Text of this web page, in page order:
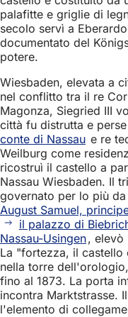
palafitte e griglie di
secolo servì a
documentato del
potere.
Wiesbaden, elevata a
nel conflitto tra il re
Magonza, Siegried III
città fu distrutta e
conte di Nassau e re
Weilburg come
ricostruì il castello a
Nassau Wiesbaden. Il
governato per lo più da
August Samuel,
il palazzo di
Nassau-Usingen, elevò
La "fortezza, il castello
nella torre
fino al 1873. La porta
incontra Marktstrasse.
l'elemento di